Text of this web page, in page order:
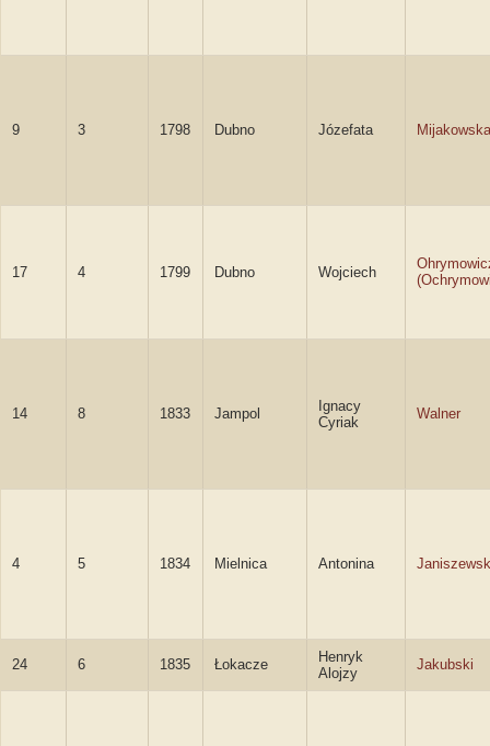
9 3 1798 Dubno Józefata Mijakowska
17 4 1799 Dubno Wojciech
14 8 1833 Jampol
Ignacy
Cyriak
Walner
4 5 1834 Mielnica Antonina
24 6 1835 Łokacze
Henryk
Alojzy
Jakubski